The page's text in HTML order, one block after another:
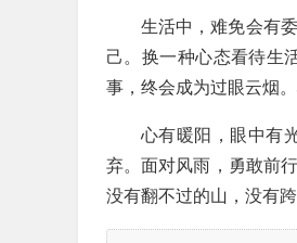
生活中，难免会有
己。换一种心态看待生
事，终会成为过眼云烟
心有暖阳，眼中有
弃。面对风雨，勇敢前
没有翻不过的山，没有